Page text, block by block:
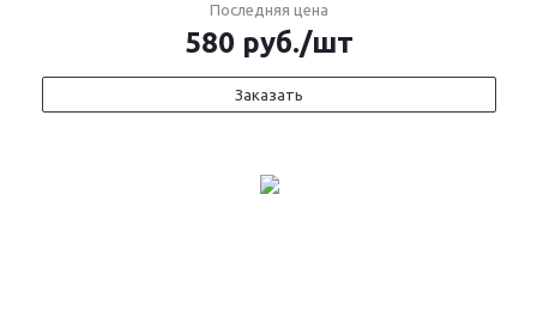
Последняя цена
580 руб./шт
Заказать